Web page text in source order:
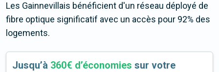
Les Gainnevillais bénéficient d'un réseau déployé de
fibre optique significatif avec un accès pour 92% des
logements.
Jusqu’à 360€ d’économies sur votre